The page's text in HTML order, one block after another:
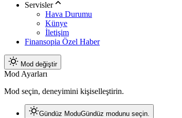
Servisler
Hava Durumu
Künye
İletişim
Finansopia Özel Haber
Mod değiştir
Mod Ayarları
Mod seçin, deneyimini kişiselleştirin.
Gündüz ModuGündüz modunu seçin.